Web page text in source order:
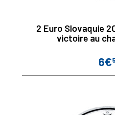
2 Euro Slovaquie
victoire au
Prix
6€